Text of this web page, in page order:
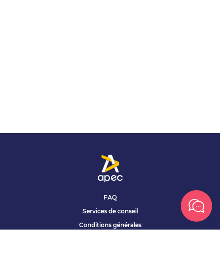
FAQ
Services de conseil
Conditions générales